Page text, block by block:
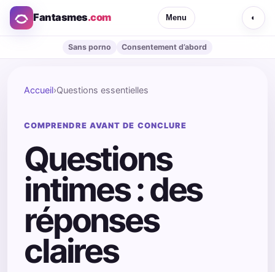
Fantasmes.com Menu ◐
Sans porno Consentement d’abord
Accueil›Questions essentielles
COMPRENDRE AVANT DE CONCLURE
Questions
intimes : des
réponses
claires